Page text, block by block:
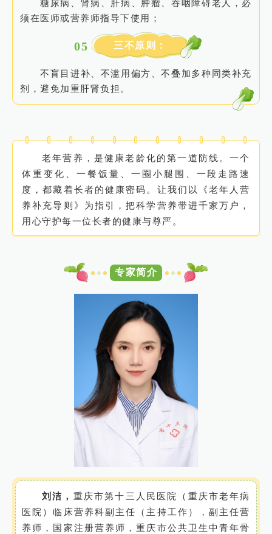
糖尿病、肾病、肝病、肿瘤、吞咽障碍老人，必
须在医师或营养师指导下使用；
05 三不原则：
不盲目进补、不滥用偏方、不叠加多种同类补充
剂，避免加重肝肾负担。
老年营养，是健康老龄化的第一道防线。一个
体重变化、一餐饭量、一圈小腿围、一段走路速
度，都藏着长者的健康密码。让我们以《老年人营
养补充导则》为指引，把科学营养带进千家万户，
用心守护每一位长者的健康与尊严。
专家简介
刘洁， 重庆市第十三人民医院（重庆市老年病
医院）临床营养科副主任（主持工作），副主任营
养师，国家注册营养师，重庆市公共卫生中青年骨